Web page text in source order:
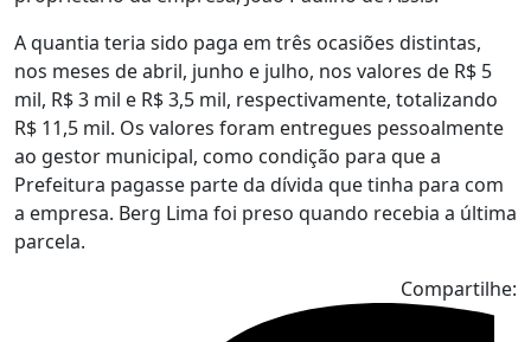
A quantia teria sido paga em três ocasiões distintas,
nos meses de abril, junho e julho, nos valores de R$ 5
mil, R$ 3 mil e R$ 3,5 mil, respectivamente, totalizando
R$ 11,5 mil. Os valores foram entregues pessoalmente
ao gestor municipal, como condição para que a
Prefeitura pagasse parte da dívida que tinha para com
a empresa. Berg Lima foi preso quando recebia a última
parcela.
Compartilhe: